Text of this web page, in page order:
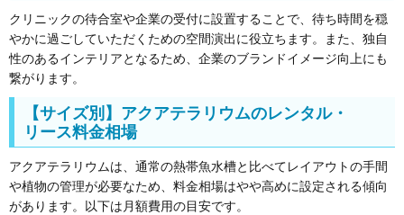
クリニックの待合室や企業の受付に設置することで、待ち時間を穏
やかに過ごしていただくための空間演出に役立ちます。また、独自
性のあるインテリアとなるため、企業のブランドイメージ向上にも
繋がります。
【サイズ別】アクアテラリウムのレンタル・
リース料金相場
アクアテラリウムは、通常の熱帯魚水槽と比べてレイアウトの手間
や植物の管理が必要なため、料金相場はやや高めに設定される傾向
があります。以下は月額費用の目安です。